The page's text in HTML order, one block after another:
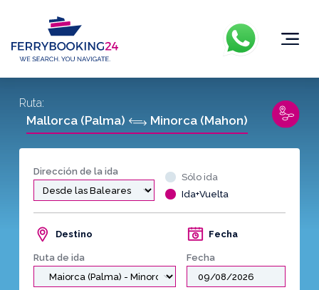
Dirección de la ida
Sólo ida
Ida+Vuelta
Destino
Ruta de ida
Fecha
Fecha
Ruta:
Mallorca (Palma) Minorca (Mahon)